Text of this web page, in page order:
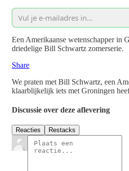
Een Amerikaanse wetenschapper in
driedelige Bill Schwartz zomerserie.
Share
We praten met Bill Schwartz, een
klaarblijkelijk iets met Groningen
Discussie over deze aflevering
Reacties Restacks